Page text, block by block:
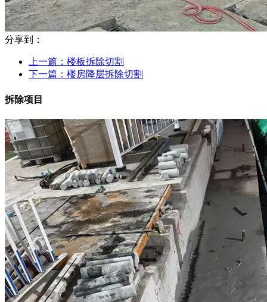
分享到：
上一篇： 楼板拆除切割
下一篇： 楼房降层拆除切割
拆除项目